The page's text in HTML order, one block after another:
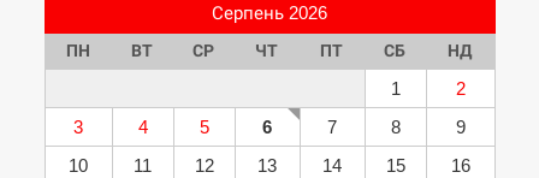
Серпень 2026
ПН ВТ СР ЧТ ПТ СБ НД
1
2
3
4 5 6 7 8
9
10
11 12 13 14 15
16